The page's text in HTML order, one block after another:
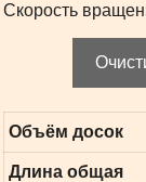
Скорость
Объём досок
Длина общая